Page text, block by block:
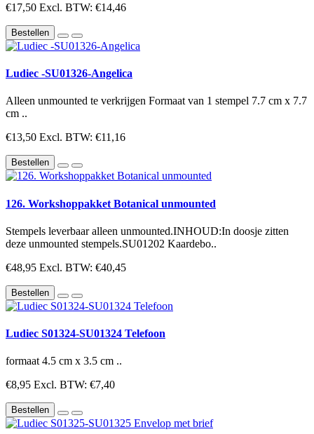
€17,50 Excl. BTW: €14,46
Bestellen
Ludiec -SU01326-Angelica
Alleen unmounted te verkrijgen Formaat van 1 stempel 7.7 cm x 7.7
cm ..
€13,50 Excl. BTW: €11,16
Bestellen
126. Workshoppakket Botanical unmounted
Stempels leverbaar alleen unmounted.INHOUD:In doosje zitten
deze unmounted stempels.SU01202 Kaardebo..
€48,95 Excl. BTW: €40,45
Bestellen
Ludiec S01324-SU01324 Telefoon
formaat 4.5 cm x 3.5 cm ..
€8,95 Excl. BTW: €7,40
Bestellen